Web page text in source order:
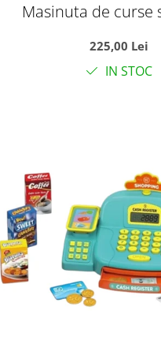
Masinuta de curse
automate si
cm, +6 ani
225,00 Lei
IN STOC